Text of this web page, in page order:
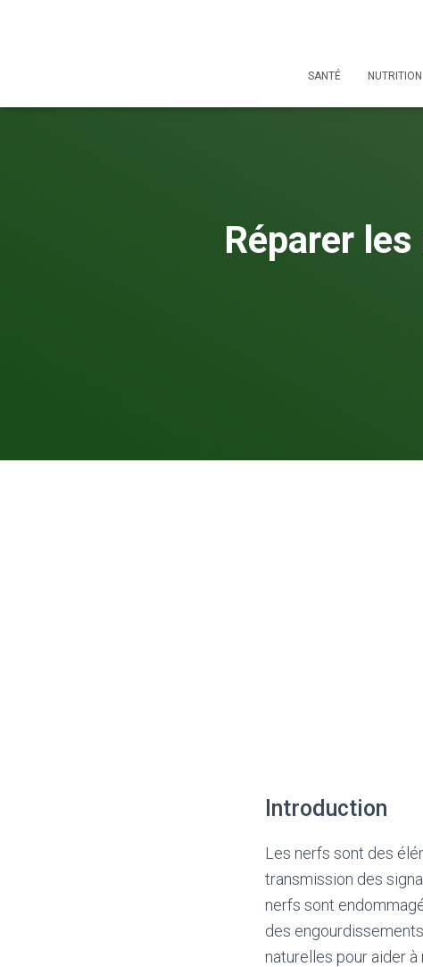
SANTÉ NUTRITION
Réparer
Introduction
Les nerfs sont des
transmission des
nerfs sont
des
naturelles pour aider